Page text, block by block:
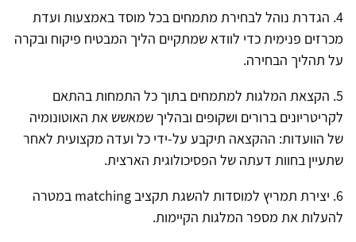
4. הגדרת נוהל לבחירת מתמחים בכל מוסד באמצעות ועדת
מכרזים פנימית כדי לוודא שמתקיים הליך המבטיח פיקוח ובקרה
על תהליך הבחירה.
5. הקצאת המלגות למתמחים בתוך כל התמחות בהתאם
לקריטריונים ברורים ושקופים ובהליך שמאשש את האוטונומיה
של הוועדות: ההקצאה תיקבע על-ידי כל ועדה מקצועית לאחר
שתעיין בחוות דעתה של הפסיכולוגית הארצית.
6. יצירת תמריץ למוסדות להשגת תקציב matching במטרה
להעלות את מספר המלגות הקיימות.